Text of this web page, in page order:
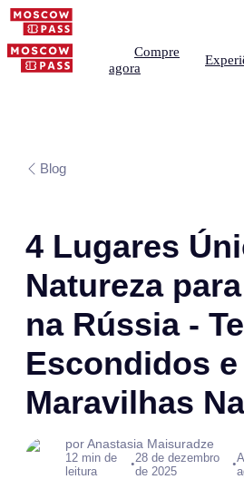
Compre
agora
Blog
4 Lugares
Natureza
na Rússia -
Escondidos e
Maravilhas
por Anastasia Maisuradze
12 min de
leitura
•28 de dezembro
de 2025
•